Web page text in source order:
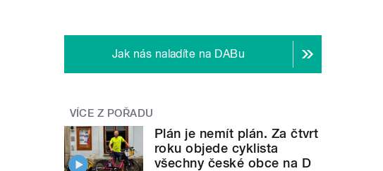
Jak nás naladíte na DABu
VÍCE Z POŘADU
Plán je nemít plán. Za čtvrt
roku objede cyklista
všechny české obce na D